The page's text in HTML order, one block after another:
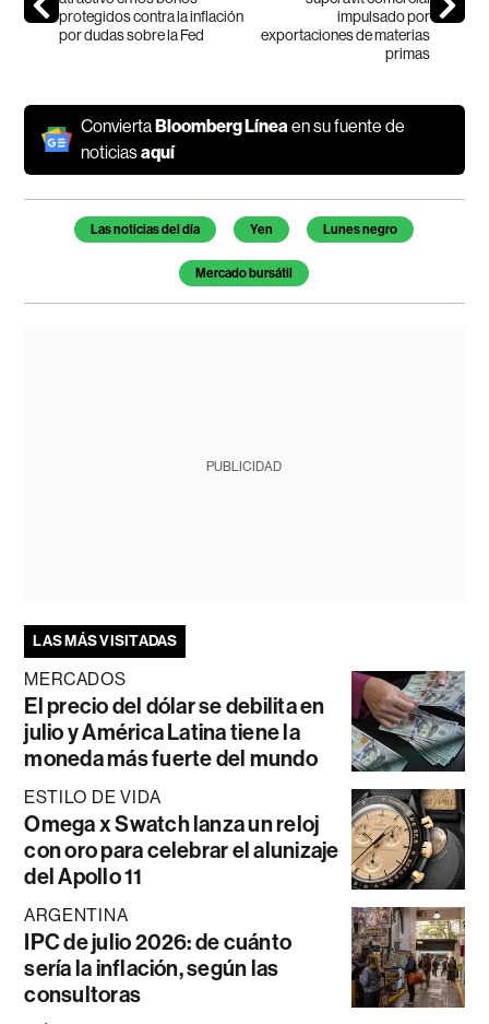
protegidos contra la inflación
por dudas sobre la Fed
impulsado por
exportaciones de materias
primas
ConviertaBloomberg Línea en su fuente de
noticiasaquí
Temas de este artículo
Las noticias del día Yen Lunes negro
Mercado bursátil
PUBLICIDAD
LAS MÁS VISITADAS
MERCADOS
El precio del dólar se debilita en
julio y América Latina tiene la
moneda más fuerte del mundo
ESTILO DE VIDA
Omega x Swatch lanza un reloj
con oro para celebrar el alunizaje
del Apollo 11
ARGENTINA
IPC de julio 2026: de cuánto
sería la inflación, según las
consultoras